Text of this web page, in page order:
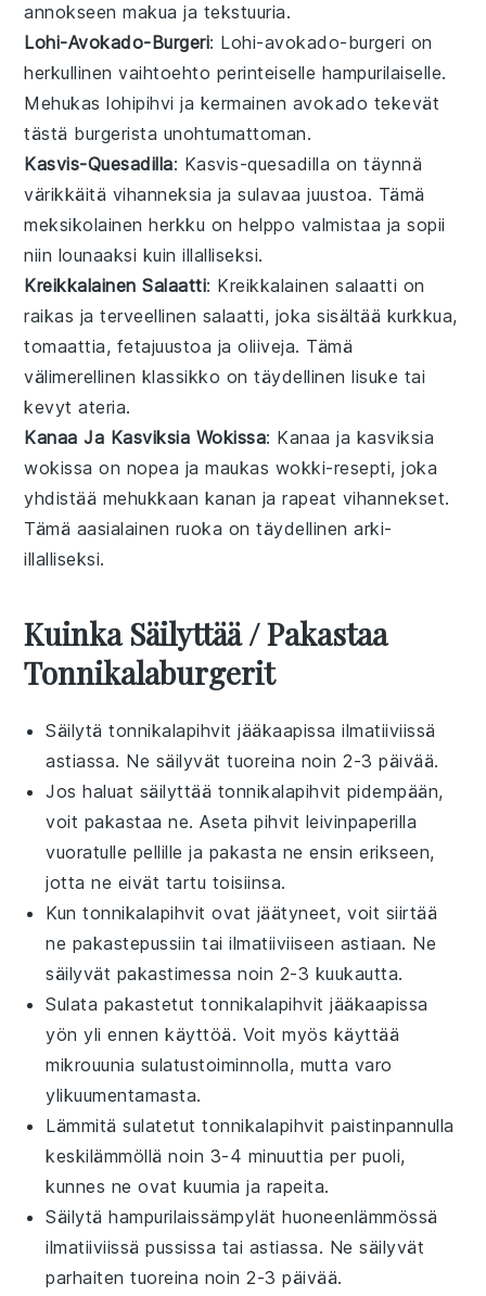
annokseen makua ja tekstuuria.
Lohi-Avokado-Burgeri: Lohi-avokado-burgeri on
herkullinen vaihtoehto perinteiselle hampurilaiselle.
Mehukaslohipihvi ja kermainen avokado tekevät
tästä burgerista unohtumattoman.
Kasvis-Quesadilla: Kasvis-quesadilla on täynnä
värikkäitä vihanneksia ja sulavaajuustoa. Tämä
meksikolainen herkku on helppo valmistaa ja sopii
niin lounaaksi kuin illalliseksi.
Kreikkalainen Salaatti: Kreikkalainen salaatti on
raikas ja terveellinen salaatti, joka sisältää kurkkua,
tomaattia, fetajuustoa jaoliiveja. Tämä
välimerellinen klassikko on täydellinen lisuke tai
kevyt ateria.
Kanaa Ja Kasviksia Wokissa: Kanaa ja kasviksia
wokissa on nopea ja maukas wokki-resepti, joka
yhdistää mehukkaan kanan ja rapeat vihannekset.
Tämä aasialainen ruoka on täydellinen arki-
illalliseksi.
Kuinka Säilyttää / Pakastaa
Tonnikalaburgerit
Säilytätonnikalapihvit jääkaapissa ilmatiiviissä
astiassa. Ne säilyvät tuoreina noin 2-3 päivää.
Jos haluat säilyttää tonnikalapihvit pidempään,
voit pakastaa ne. Aseta pihvit leivinpaperilla
vuoratulle pellille ja pakasta ne ensin erikseen,
jotta ne eivät tartu toisiinsa.
Kuntonnikalapihvit ovat jäätyneet, voit siirtää
ne pakastepussiin tai ilmatiiviiseen astiaan. Ne
säilyvät pakastimessa noin 2-3 kuukautta.
Sulata pakastetuttonnikalapihvit jääkaapissa
yön yli ennen käyttöä. Voit myös käyttää
mikrouunia sulatustoiminnolla, mutta varo
ylikuumentamasta.
Lämmitä sulatetuttonnikalapihvit paistinpannulla
keskilämmöllä noin 3-4 minuuttia per puoli,
kunnes ne ovat kuumia ja rapeita.
Säilytähampurilaissämpylät huoneenlämmössä
ilmatiiviissä pussissa tai astiassa. Ne säilyvät
parhaiten tuoreina noin 2-3 päivää.